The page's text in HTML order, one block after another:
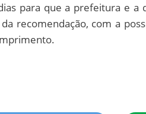
para que a prefeitura e a
recomendação, com a